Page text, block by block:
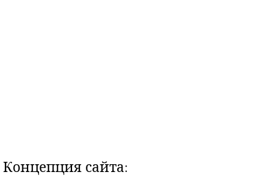
Концепция сайта: